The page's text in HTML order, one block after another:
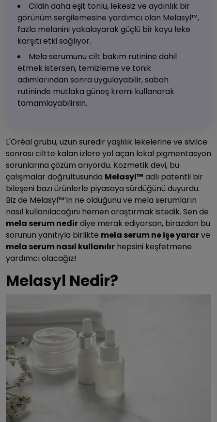
Cildin daha eşit tonlu, lekesiz ve aydınlık bir
görünüm sergilemesine yardımcı olan Melasyl™,
fazla melanini yakalayarak güçlü bir koyu leke
karşıtı etki sağlıyor.
Mela serumunu cilt bakım rutinine dahil
etmek istersen, temizleme ve tonik
adımlarından sonra uygulayabilir, sabah
rutininde mutlaka güneş kremi kullanarak
tamamlayabilirsin.
L'Oréal grubu, uzun süredir yaşlılık lekelerine ve sivilce
sonrası ciltte kalan izlere yol açan lokal pigmentasyon
sorunlarına çözüm arıyordu. Kozmetik devi, bu
çalışmalar doğrultusunda Melasyl™ adlı patentli bir
bileşeni bazı ürünlerle piyasaya sürdüğünü duyurdu.
Biz de Melasyl™’in ne olduğunu ve mela serumların
nasıl kullanılacağını hemen araştırmak istedik. Sen de
mela serum nedirdiye merak ediyorsan, birazdan bu
sorunun yanıtıyla birlikte mela serum ne işe yararve
mela serum nasıl kullanılır hepsini keşfetmene
yardımcı olacağız!
Melasyl Nedir?